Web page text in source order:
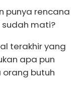
punya rencana
mati?
terakhir yang
apa pun
butuh